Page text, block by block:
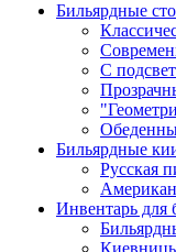
Бильярдные
С
Бильярдные
Русская
Инвентарь для